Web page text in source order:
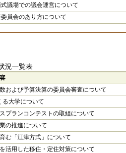
議場での議会運営について
員会のあり方について
況一覧表
および予算決算の委員会審査について
る大学について
プランコンテストの取組について
の推進について
む「江津方式」について
活用した移住・定住対策について